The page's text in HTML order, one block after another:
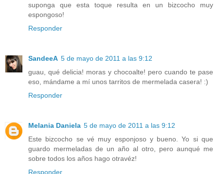
suponga que esta toque resulta en un bizcocho muy
espongoso!
Responder
SandeeA 5 de mayo de 2011 a las 9:12
guau, qué delicia! moras y chocoalte! pero cuando te pase
eso, mándame a mí unos tarritos de mermelada casera! :)
Responder
Melania Daniela 5 de mayo de 2011 a las 9:12
Este bizcocho se vé muy esponjoso y bueno. Yo si que
guardo mermeladas de un año al otro, pero aunqué me
sobre todos los años hago otravéz!
Responder